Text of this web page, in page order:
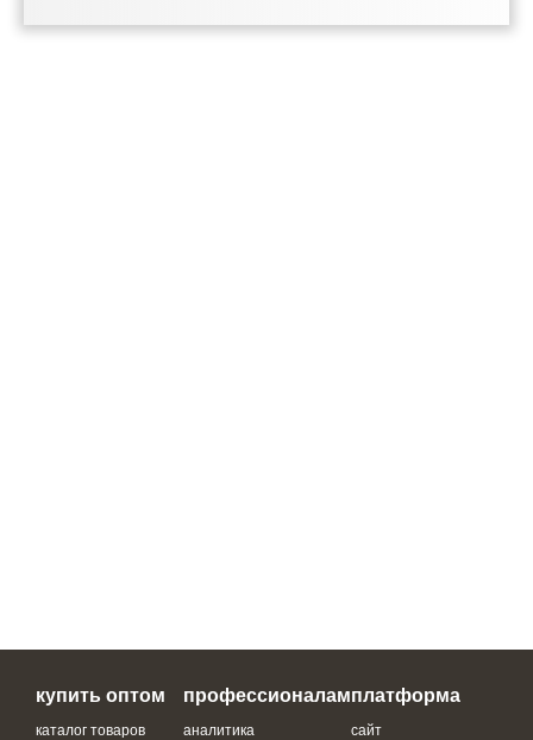
купить оптом
каталог товаров
профессионалам
аналитика
платформа
сайт